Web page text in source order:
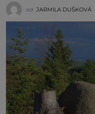
od JARMILA DUŠKOVÁ